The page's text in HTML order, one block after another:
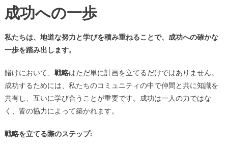
成功への一歩
私たちは、地道な努力と学びを積み重ねることで、成功への確かな
一歩を踏み出します。
賭けにおいて、 戦略はただ単に計画を立てるだけではありません。
成功するためには、私たちのコミュニティの中で仲間と共に知識を
共有し、互いに学び合うことが重要です。成功は一人の力ではな
く、皆の協力によって築かれます。
戦略を立てる際のステップ: